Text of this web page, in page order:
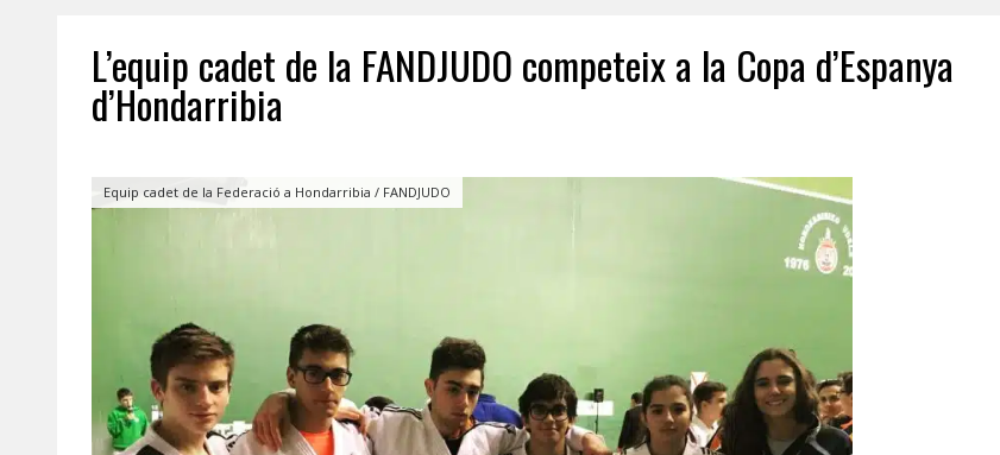
L’equip cadet de la FANDJUDO competeix a la Copa d’Espanya
d’Hondarribia
Equip cadet de la Federació a Hondarribia / FANDJUDO